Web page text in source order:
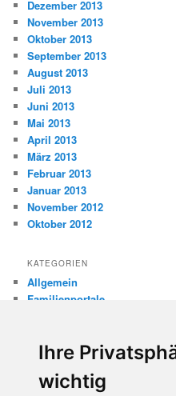
Ihre
wichtig
Dezember 2013
November 2013
Oktober 2013
September 2013
August 2013
Juli 2013
Juni 2013
Mai 2013
April 2013
März 2013
Februar 2013
Januar 2013
November 2012
Oktober 2012
KATEGORIEN
Allgemein
Familienportale
Internetsicherheit
Missbrauch